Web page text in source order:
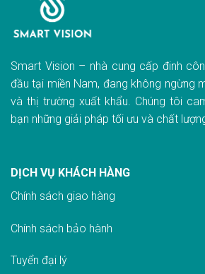
Smart Vision – nhà cung cấp đinh
đầu tại miền Nam, đang không ngừng
và thị trường xuất khẩu. Chúng tôi
bạn những giải pháp tối ưu và chất
DỊCH VỤ KHÁCH HÀNG
Chính sách giao hàng
Chính sách bảo hành
Tuyển đại lý